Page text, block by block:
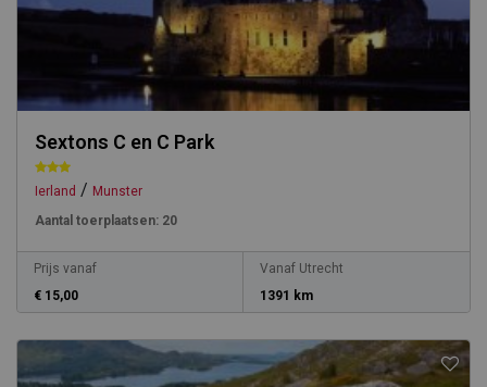
Sextons C en C Park
Ierland / Munster
Aantal toerplaatsen: 20
Prijs vanaf
€ 15,00
Vanaf Utrecht
1391 km